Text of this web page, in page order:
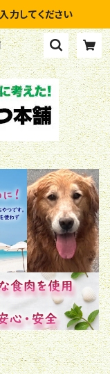
力してください